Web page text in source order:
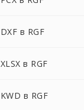
DXF в RGF
XLSX в RGF
KWD в RGF